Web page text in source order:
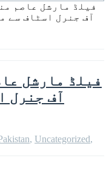
فیلڈ مارشل عاصم
آف جنرل اسٹاف سے
فیلڈ مارشل
آف جنرل
, Uncategorized,